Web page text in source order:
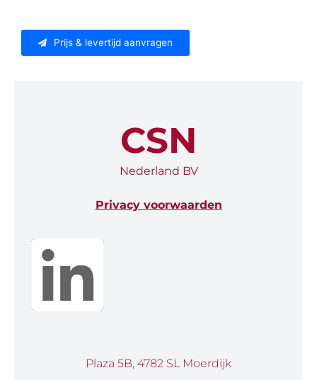
Prijs & levertijd aanvragen
CSN
Nederland BV
Privacy voorwaarden
Plaza 5B, 4782 SL Moerdijk